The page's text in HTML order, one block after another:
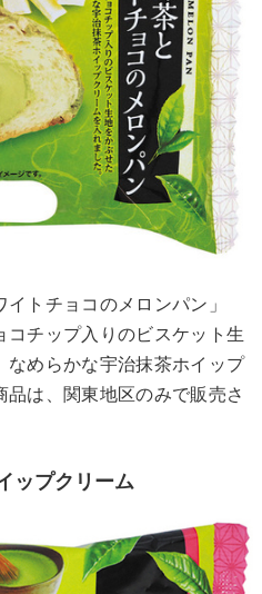
トチョコのメロンパン」
コチップ入りのビスケット生
なめらかな宇治抹茶ホイップ
品は、関東地区のみで販売さ
ップクリーム